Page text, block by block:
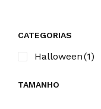
CATEGORIAS
Halloween(1)
TAMANHO